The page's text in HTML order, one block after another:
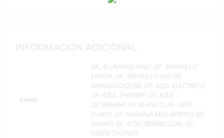
INFORMACIÓN ADICIONAL
Color
GF. ALUMINIO FINO, GF. AMARILLO
LIMON, GF. AMARILLO MD, GF.
AMARILLO OCRE, GF. AZUL ELECTRICO,
GF. AZUL THONER, GF. AZUL
ULTRAMAR, GF. BLANCO, GF. GRIS
CLARO, GF. NARANJA MOLIBDENO, GF.
NEGRO, GF. ROJO BERMELLÓN, GF.
VERDE THONER